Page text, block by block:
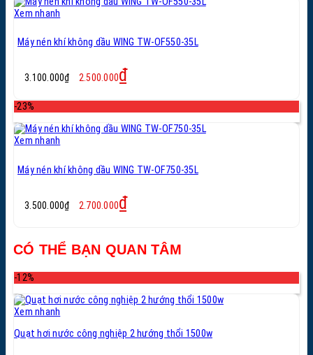
Xem nhanh
Máy nén khí không dầu WING TW-OF550-35L
3.100.000₫
Giá
gốc
2.500.000₫
-23%
Xem nhanh
Máy nén khí không dầu WING TW-OF750-35L
3.500.000₫
Giá
gốc
2.700.000₫
2.700.000₫.
CÓ THỂ BẠN QUAN TÂM
-12%
Xem nhanh
Quạt hơi nước công nghiệp 2 hướng thổi 1500w